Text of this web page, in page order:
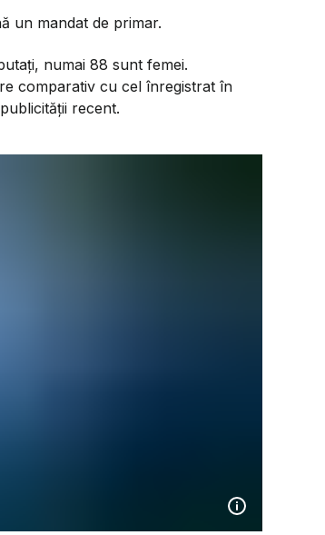
un mandat de primar.
numai 88 sunt femei.
comparativ cu cel înregistrat în
recent.